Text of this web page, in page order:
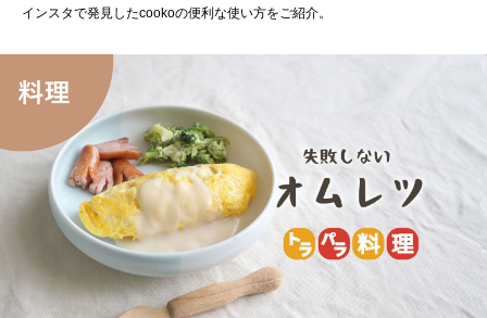
インスタで発見したcookoの便利な使い方をご紹介。